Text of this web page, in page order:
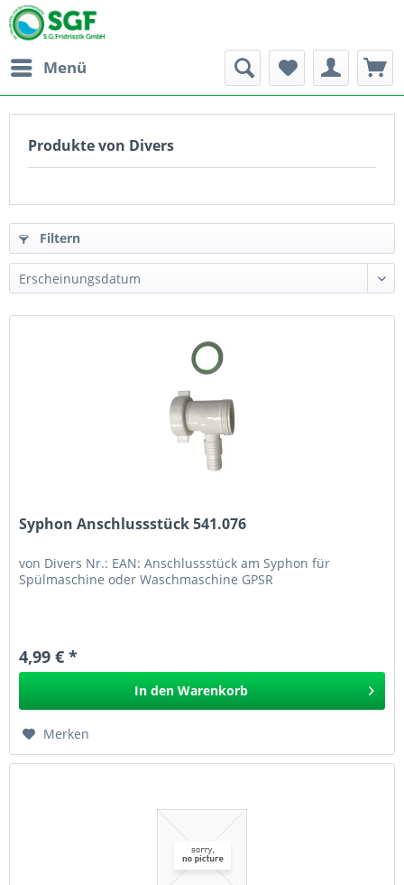
Menü
Produkte von Divers
Filtern
Syphon Anschlussstück 541.076
von Divers Nr.: EAN: Anschlussstück am Syphon für
Spülmaschine oder Waschmaschine GPSR
4,99 € *
In den Warenkorb
Merken